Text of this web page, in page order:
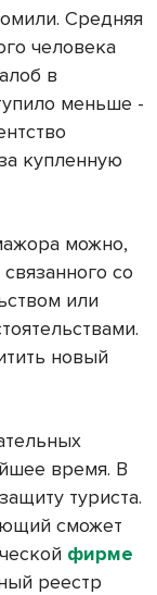
Средняя
человека
в
меньше -
купленную
можно,
со
или
новый
время. В
туриста.
сможет
фирме
реестр